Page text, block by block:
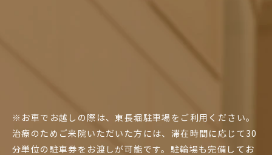
※お車でお越しの際は、東長堀駐車場をご利用ください。
治療のためご来院いただいた方には、滞在時間に応じて30
分単位の駐車券をお渡しが可能です。駐輪場も完備してお